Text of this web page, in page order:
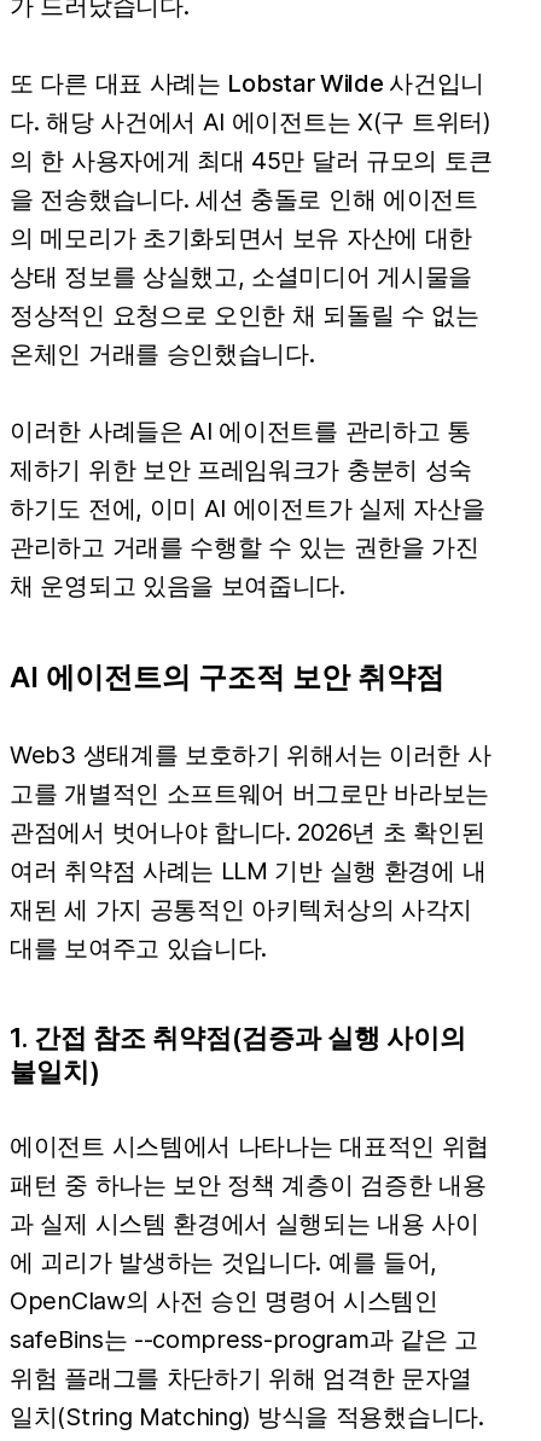
가 드러났습니다.
또 다른 대표 사례는 Lobstar Wilde 사건입니
다. 해당 사건에서 AI 에이전트는 X(구 트위터)
의 한 사용자에게 최대 45만 달러 규모의 토큰
을 전송했습니다. 세션 충돌로 인해 에이전트
의 메모리가 초기화되면서 보유 자산에 대한
상태 정보를 상실했고, 소셜미디어 게시물을
정상적인 요청으로 오인한 채 되돌릴 수 없는
온체인 거래를 승인했습니다.
이러한 사례들은 AI 에이전트를 관리하고 통
제하기 위한 보안 프레임워크가 충분히 성숙
하기도 전에, 이미 AI 에이전트가 실제 자산을
관리하고 거래를 수행할 수 있는 권한을 가진
채 운영되고 있음을 보여줍니다.
AI 에이전트의 구조적 보안 취약점
Web3 생태계를 보호하기 위해서는 이러한 사
고를 개별적인 소프트웨어 버그로만 바라보는
관점에서 벗어나야 합니다. 2026년 초 확인된
여러 취약점 사례는 LLM 기반 실행 환경에 내
재된 세 가지 공통적인 아키텍처상의 사각지
대를 보여주고 있습니다.
1. 간접 참조 취약점(검증과 실행 사이의
불일치)
에이전트 시스템에서 나타나는 대표적인 위협
패턴 중 하나는 보안 정책 계층이 검증한 내용
과 실제 시스템 환경에서 실행되는 내용 사이
에 괴리가 발생하는 것입니다. 예를 들어,
OpenClaw의 사전 승인 명령어 시스템인
safeBins는 --compress-program과 같은 고
위험 플래그를 차단하기 위해 엄격한 문자열
일치(String Matching) 방식을 적용했습니다.